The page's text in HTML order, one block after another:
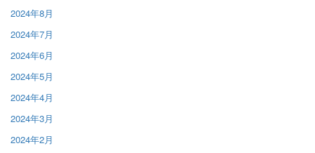
2024年8月
2024年7月
2024年6月
2024年5月
2024年4月
2024年3月
2024年2月